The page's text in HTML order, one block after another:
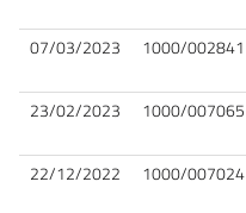
07/03/2023 1000/002841
23/02/2023 1000/007065
22/12/2022 1000/007024